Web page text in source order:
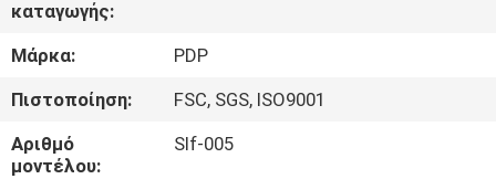
VR
ΠΕΡΊΠΟΥ
ΕΜΕΊΣ
καταγωγής:
Μάρκα:
PDP
Πιστοποίηση:
FSC, SGS, ISO9001
Αριθμό
μοντέλου:
Slf-005